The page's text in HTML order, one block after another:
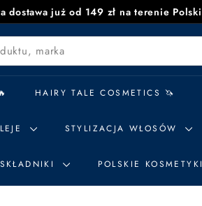
Zatrzymaj
slajdów
dostawa już od 149 zł na terenie Polski
HAIRY TALE COSMETICS 🦄
STYLIZACJA WŁOSÓW
POLSKIE KOSMETYKI